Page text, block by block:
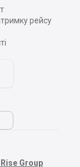
рейсу
Group